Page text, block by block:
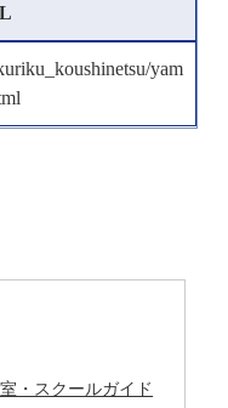
yam
・スクールガイド